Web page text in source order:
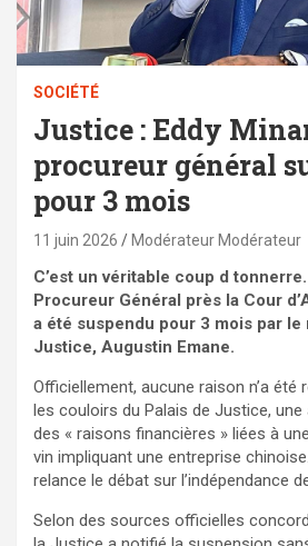
SOCIÉTÉ
Justice : Eddy
procureur général
pour 3 mois
11 juin 2026 Modérateur Modérateur
C’est un véritable coup d
Procureur Général près la Cour
a été suspendu pour 3 mois par le
Justice, Augustin Emane.
Officiellement, aucune raison n’a été
les couloirs du Palais de Justice,
des « raisons financières » liées à
vin impliquant une entreprise
relance le débat sur l’indépendance
Selon des sources officielles